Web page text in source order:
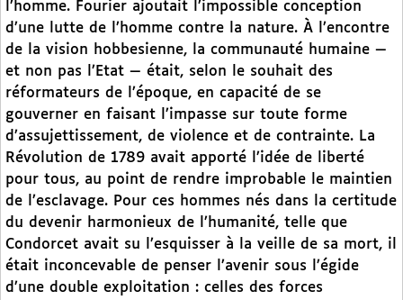
l’homme. Fourier ajoutait l’impossible conception
d’une lutte de l’homme contre la nature. À l’encontre
de la vision hobbesienne, la communauté humaine —
et non pas l’Etat — était, selon le souhait des
réformateurs de l’époque, en capacité de se
gouverner en faisant l’impasse sur toute forme
d’assujettissement, de violence et de contrainte. La
Révolution de 1789 avait apporté l’idée de liberté
pour tous, au point de rendre improbable le maintien
de l’esclavage. Pour ces hommes nés dans la certitude
du devenir harmonieux de l’humanité, telle que
Condorcet avait su l’esquisser à la veille de sa mort, il
était inconcevable de penser l’avenir sous l’égide
d’une double exploitation : celles des forces